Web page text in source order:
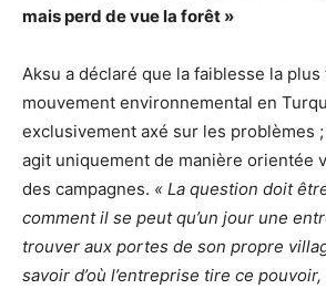
mais perd de vue la forêt »
Aksu a déclaré que la faiblesse la
mouvement environnemental en
exclusivement axé sur les problèmes
agit uniquement de manière orientée
des campagnes. « La question doit
comment il se peut qu’un jour une
trouver aux portes de son propre
savoir d’où l’entreprise tire ce